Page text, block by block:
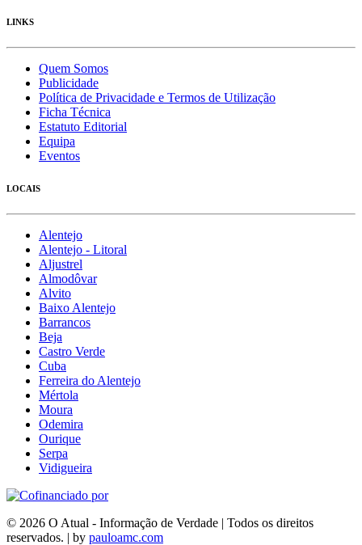
LINKS
Quem Somos
Publicidade
Política de Privacidade e Termos de Utilização
Ficha Técnica
Estatuto Editorial
Equipa
Eventos
LOCAIS
Alentejo
Alentejo - Litoral
Aljustrel
Almodôvar
Alvito
Baixo Alentejo
Barrancos
Beja
Castro Verde
Cuba
Ferreira do Alentejo
Mértola
Moura
Odemira
Ourique
Serpa
Vidigueira
© 2026 O Atual - Informação de Verdade | Todos os direitos
reservados. | by pauloamc.com